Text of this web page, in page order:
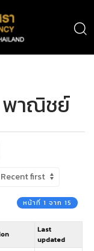
พาณิชย์
หน้าที่ 1 จาก 15
Last
updated